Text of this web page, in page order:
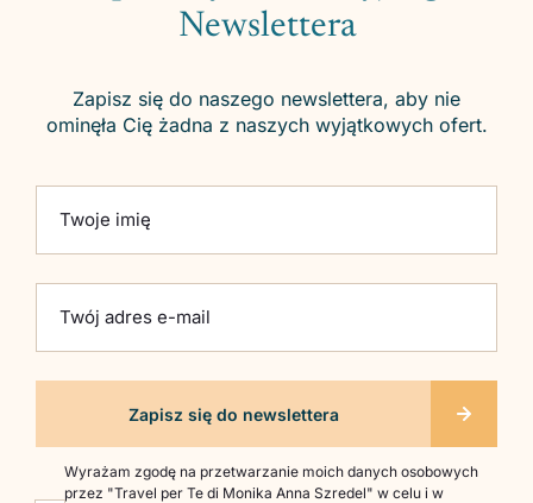
Newslettera
Zapisz się do naszego newslettera, aby nie
ominęła Cię żadna z naszych wyjątkowych ofert.
Twoje imię
Twój adres e-mail
Wyrażam zgodę na przetwarzanie moich danych osobowych
przez "Travel per Te di Monika Anna Szredel" w celu i w